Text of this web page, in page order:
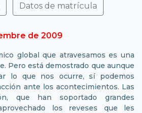
Datos de matrícula
de 2009
global que atravesamos es una
Pero está demostrado que aunque
lo que nos ocurre, sí podemos
ante los acontecimientos. Las
que han soportado grandes
los reveses que les